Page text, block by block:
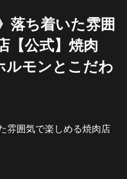
落ち着いた雰囲
【公式】焼肉
ルモンとこだわ
雰囲気で楽しめる焼肉店